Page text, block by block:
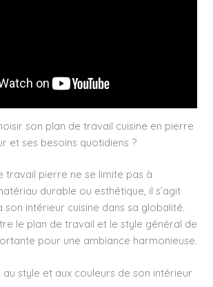
son plan de travail cuisine en pierre
et ses besoins quotidiens ?
travail pierre ne se limite pas à
durable ou esthétique, il s’agit
son intérieur cuisine dans sa globalité.
le plan de travail et le style général de
pour une ambiance harmonieuse.
style et aux couleurs de son intérieur